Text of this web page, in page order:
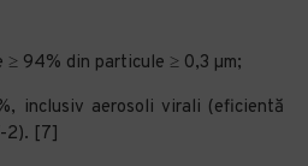
≥ 94% din particule ≥ 0,3 µm;
inclusiv aerosoli virali (eficientă
2). [7]